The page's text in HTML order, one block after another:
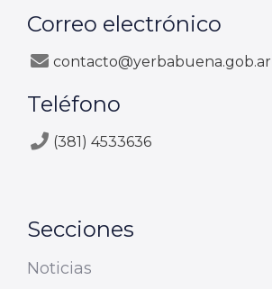
Correo electrónico
contacto@yerbabuena.gob.ar
Teléfono
(381) 4533636
Secciones
Noticias